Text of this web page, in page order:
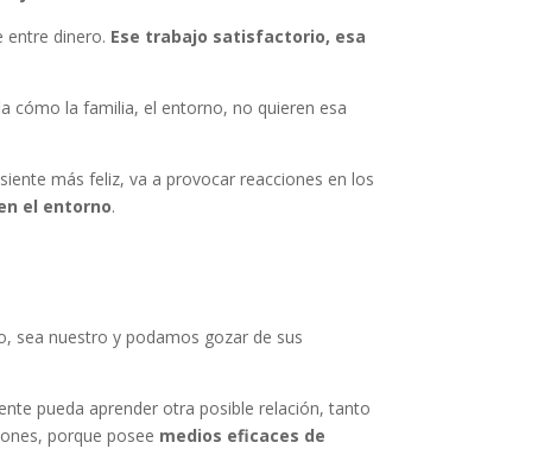
entre dinero. Ese trabajo satisfactorio, esa
cómo la familia, el entorno, no quieren esa
más feliz, va a provocar reacciones en los
el entorno.
sea nuestro y podamos gozar de sus
pueda aprender otra posible relación, tanto
porque posee medios eficaces de